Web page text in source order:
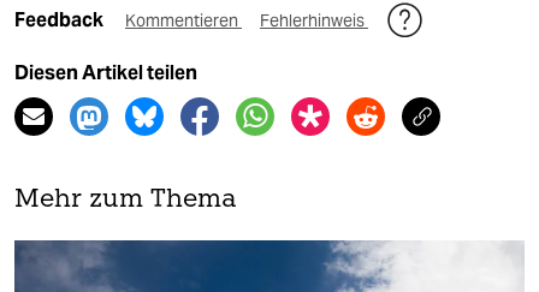
Feedback Kommentieren Fehlerhinweis
Diesen Artikel teilen
Mehr zum Thema